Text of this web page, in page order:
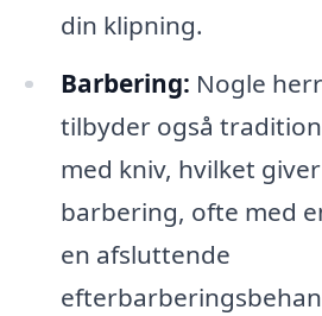
din klipning.
Barbering: Nogle
tilbyder også
med kniv, hvilket
barbering, ofte med
en afsluttende